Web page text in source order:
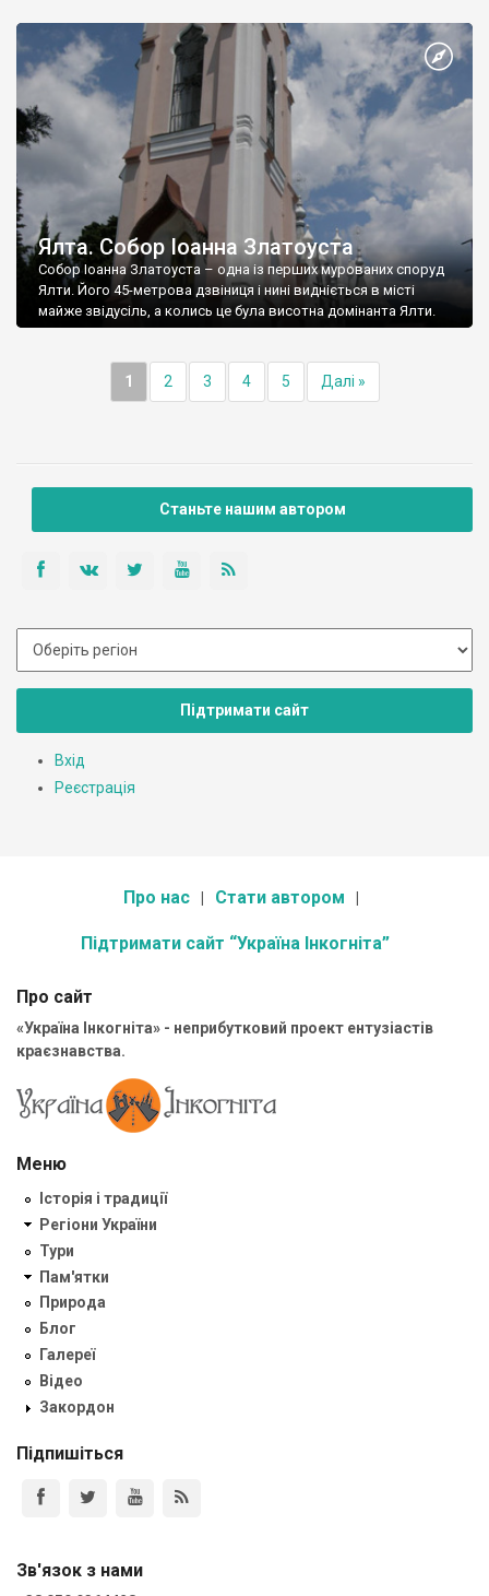
Ялта. Собор Іоанна Златоуста
Собор Іоанна Златоуста – одна із перших мурованих споруд
Ялти. Його 45-метрова дзвіниця і нині видніється в місті
майже звідусіль, а колись це була висотна домінанта Ялти.
1 2 3 4 5 Далі »
Станьте нашим автором
Підтримати сайт
Вхід
Реєстрація
Про нас Стати автором
Підтримати сайт “Україна Інкогніта”
Про сайт
«Україна Інкогніта» - неприбутковий проект ентузіастів
краєзнавства.
Меню
Історія і традиції
Регіони України
Тури
Пам'ятки
Природа
Блог
Галереї
Відео
Закордон
Підпишіться
Зв'язок з нами